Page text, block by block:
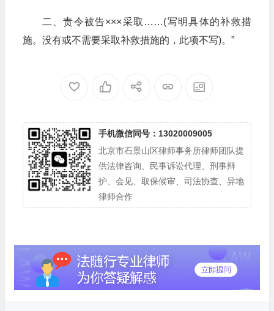
二、责令被告×××采取……(写明具体的补救措
施。没有或不需要采取补救措施的，此项不写)。”
手机微信同号：13020009005
北京市石景山区律师事务所律师团队提
供法律咨询、民事诉讼代理、刑事辩
护、会见、取保候审、司法协查、异地
律师合作